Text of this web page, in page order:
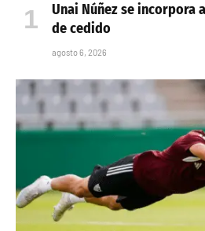
Unai Núñez se incorpora
de cedido
agosto 6, 2026